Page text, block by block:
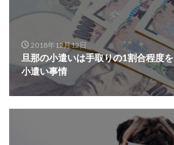
2018年12月12日
旦那の小遣いは手取りの1割合程度
小遣い事情